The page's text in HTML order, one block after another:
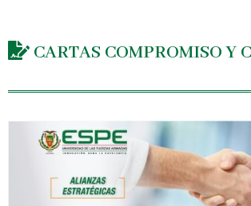
CARTAS COMPROMISO Y